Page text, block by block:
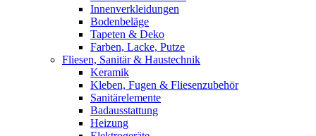
Innenverkleidungen
Bodenbeläge
Tapeten & Deko
Farben, Lacke, Putze
Fliesen, Sanitär & Haustechnik
Keramik
Kleben, Fugen & Fliesenzubehör
Sanitärelemente
Badausstattung
Heizung